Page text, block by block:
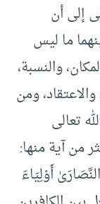
إلى أن
ما ليس
والنسبة،
ومن
تعالى
من آية منها:
أَوْلِيَاءَ